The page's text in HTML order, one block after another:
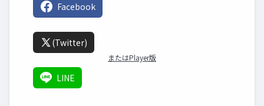
Facebook
(Twitter)
またはPlayer版
LINE